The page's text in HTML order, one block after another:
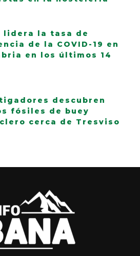
lidera la tasa de
de la COVID-19 en
en los últimos 14
descubren
fósiles de buey
cerca de Tresviso